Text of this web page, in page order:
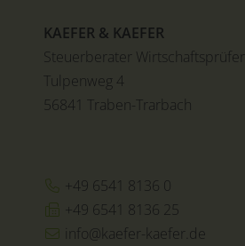
KAEFER & KAEFER
Steuerberater
Tulpenweg 4
56841 Traben-Trarbach
+49 6541 8136 0
+49 6541 8136 25
info@kaefer-kaefer.de